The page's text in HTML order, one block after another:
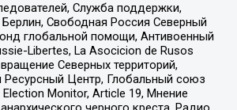
Служба поддержки,
Свободная Россия Северный
глобальной помощи, Антивоенный
Libertes, La Asocicion de Rusos
Северных территорий,
Ресурсный Центр, Глобальный союз
Election Monitor, Article 19, Мнение